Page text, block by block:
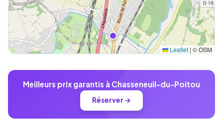
Leaflet | © OSM
Meilleurs prix garantis à Chasseneuil-du-Poitou
Réserver →